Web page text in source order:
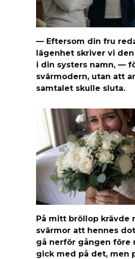
— Eftersom din fru
lägenhet skriver vi
i din systers namn, —
svärmodern, utan att
samtalet skulle sluta.
På mitt bröllop krävde
svärmor att hennes
gå nerför gången före
gick med på det, men